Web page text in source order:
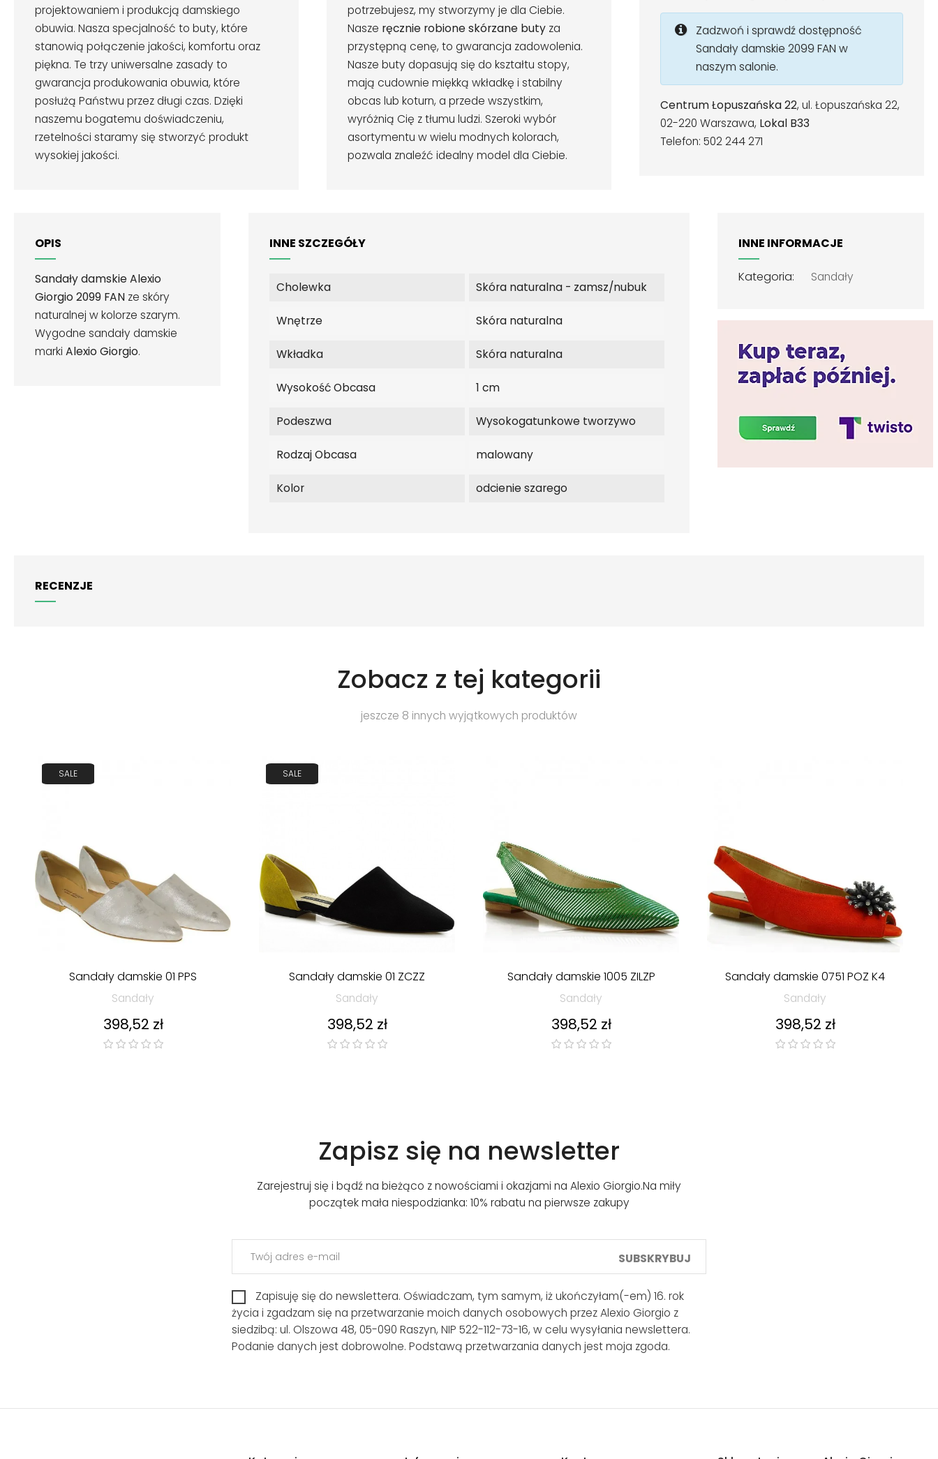
projektowaniem i produkcją damskiego
obuwia. Nasza specjalność to buty, które
stanowią połączenie jakości, komfortu oraz
piękna. Te trzy uniwersalne zasady to
gwarancja produkowania obuwia, które
posłużą Państwu przez długi czas. Dzięki
naszemu bogatemu doświadczeniu,
rzetelności staramy się stworzyć produkt
wysokiej jakości.
potrzebujesz, my stworzymy je dla Ciebie.
Nasze ręcznie robione skórzane butyza
przystępną cenę, to gwarancja zadowolenia.
Nasze buty dopasują się do kształtu stopy,
mają cudownie miękką wkładkę i stabilny
obcas lub koturn, a przede wszystkim,
wyróżnią Cię z tłumu ludzi. Szeroki wybór
asortymentu w wielu modnych kolorach,
pozwala znaleźć idealny model dla Ciebie.
Zadzwoń i sprawdź dostępność
Sandały damskie 2099 FAN w
naszym salonie.
Centrum Łopuszańska 22, ul. Łopuszańska 22,
02-220 Warszawa, Lokal B33
Telefon: 502 244 271
OPIS
Sandały damskie Alexio
Giorgio 2099 FAN ze skóry
naturalnej w kolorze szarym.
Wygodne sandały damskie
marki Alexio Giorgio.
INNE SZCZEGÓŁY
Cholewka Skóra naturalna - zamsz/nubuk
Wnętrze Skóra naturalna
Wkładka Skóra naturalna
Wysokość Obcasa 1 cm
Podeszwa Wysokogatunkowe tworzywo
Rodzaj Obcasa malowany
Kolor odcienie szarego
INNE INFORMACJE
Kategoria: Sandały
RECENZJE
Zobacz z tej kategorii
jeszcze 8 innych wyjątkowych produktów
SALE
Sandały damskie 01 PPS
Sandały
Cena
398,52 zł
SALE
Sandały damskie 01 ZCZZ
Sandały
Cena
398,52 zł
Sandały damskie 1005 ZILZP
Sandały
Cena
398,52 zł
Sandały damskie 0751 POZ K4
Sandały
Cena
398,52 zł
Zapisz się na newsletter
Zarejestruj się i bądź na bieżąco z nowościami i okazjami na Alexio Giorgio.Na miły
początek mała niespodzianka: 10% rabatu na pierwsze zakupy
SUBSKRYBUJ
Zapisuję się do newslettera. Oświadczam, tym samym, iż ukończyłam(-em) 16. rok
życia i zgadzam się na przetwarzanie moich danych osobowych przez Alexio Giorgio z
siedzibą: ul. Olszowa 48, 05-090 Raszyn, NIP 522-112-73-16, w celu wysyłania newslettera.
Podanie danych jest dobrowolne. Podstawą przetwarzania danych jest moja zgoda.